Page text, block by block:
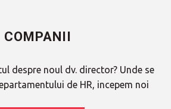
COMPANII
despre noul dv. director? Unde se
de HR, incepem noi